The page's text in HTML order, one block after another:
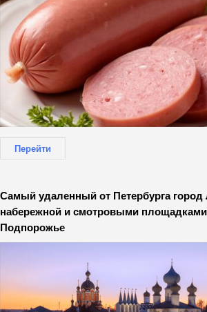
Перейти
Самый удаленный от Петербурга город
набережной и смотровыми
Подпорожье